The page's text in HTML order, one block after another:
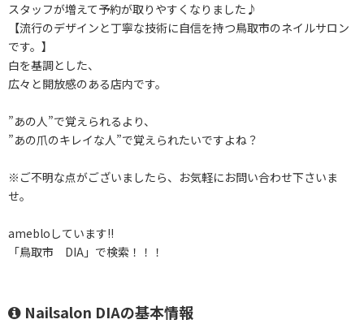
スタッフが増えて予約が取りやすくなりました♪
【流行のデザインと丁寧な技術に自信を持つ鳥取市のネイルサロン
です。】
白を基調とした、
広々と開放感のある店内です。
”あの人”で覚えられるより、
”あの爪のキレイな人”で覚えられたいですよね？
※ご不明な点がございましたら、お気軽にお問い合わせ下さいま
せ。
amebloしています!!
「鳥取市 DIA」で検索！！！
Nailsalon DIAの基本情報